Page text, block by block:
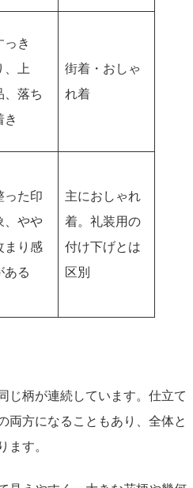
っき
、上
、落ち
き
街着・おしゃ
れ着
った印
、やや
まり感
ある
主におしゃれ
着。礼装用の
付け下げとは
区別
じ柄が連続しています。仕立て
両方になることもあり、全体と
ます。